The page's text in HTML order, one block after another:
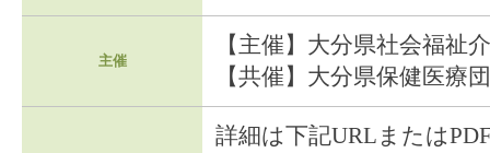
主催
【主催】大分県社会福祉
【共催】大分県保健医療
詳細は下記URLまたは